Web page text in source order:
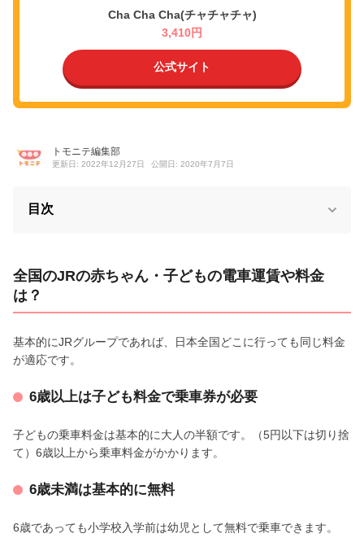
Cha Cha Cha(チャチャチャ)
3,410円
公式サイト
トモニテ編集部
更新日: 2022年12月27日 公開日: 2020年7月7日
目次
全国のJRの赤ちゃん・子どもの電車運賃や料金
は？
基本的にJRグループであれば、日本全国どこに行っても同じ料金
が適応です。
6歳以上は子ども料金で乗車券が必要
子どもの乗車料金は基本的に大人の半額です。（5円以下は切り捨
て）6歳以上から乗車料金がかかります。
6歳未満は基本的に無料
6歳であっても小学校入学前は幼児として無料で乗車できます。